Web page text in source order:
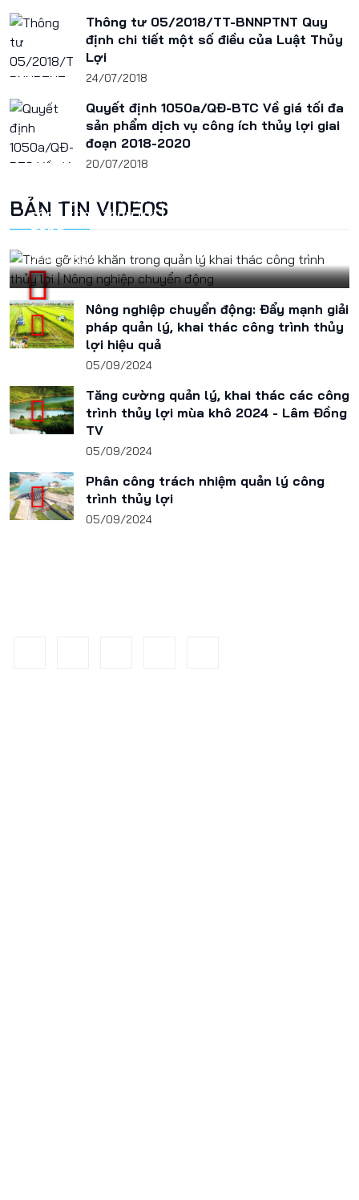
Thông tư 05/2018/TT-BNNPTNT Quy
định chi tiết một số điều của Luật Thủy
Lợi
24/07/2018
Quyết định 1050a/QĐ-BTC Về giá tối đa
sản phẩm dịch vụ công ích thủy lợi giai
đoạn 2018-2020
20/07/2018
BẢN TIN VIDEOS
Tháo gỡ khó khăn trong quản lý khai thác
công trình thủy lợi | Nông nghiệp chuyển
động
05/09/2024
Nông nghiệp chuyển động: Đẩy mạnh giải
pháp quản lý, khai thác công trình thủy
lợi hiệu quả
05/09/2024
Tăng cường quản lý, khai thác các công
trình thủy lợi mùa khô 2024 - Lâm Đồng
TV
05/09/2024
Phân công trách nhiệm quản lý công
trình thủy lợi
05/09/2024